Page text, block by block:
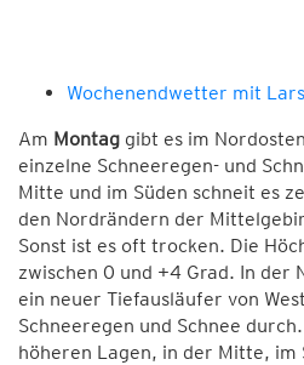
Wochenendwetter mit Lars
Am Montag gibt es im
einzelne Schneeregen- und
Mitte und im Süden schneit es
den Nordrändern der
Sonst ist es oft trocken. Die
zwischen 0 und +4 Grad. In der
ein neuer Tiefausläufer von
Schneeregen und Schnee
höheren Lagen, in der Mitte, im